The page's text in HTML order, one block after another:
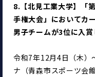
8.【北見工業大学】「
手権大会」においてカ
男子チームが3位に入
令和7年12月4日（木）
ナ（青森市スポーツ会